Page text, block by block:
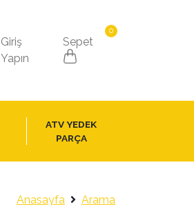
Giriş
Yapın
Sepet
0
ATV YEDEK
PARÇA
Anasayfa Arama